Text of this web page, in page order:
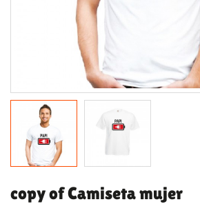
copy of Camiseta mujer